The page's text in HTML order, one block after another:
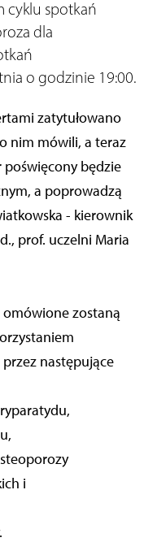
cyklu spotkań
dla
o godzinie 19:00.
zatytułowano
nim mówili, a teraz
poświęcony będzie
a poprowadzą
- kierownik
prof. uczelni Maria
zostaną
następujące
i